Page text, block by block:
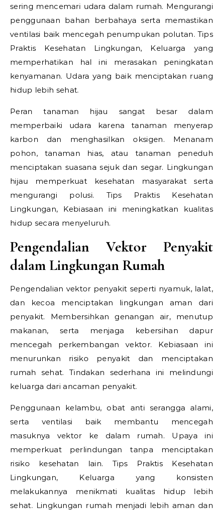
sering mencemari udara dalam rumah. Mengurangi
penggunaan bahan berbahaya serta memastikan
ventilasi baik mencegah penumpukan polutan. Tips
Praktis Kesehatan Lingkungan, Keluarga yang
memperhatikan hal ini merasakan peningkatan
kenyamanan. Udara yang baik menciptakan ruang
hidup lebih sehat.
Peran tanaman hijau sangat besar dalam
memperbaiki udara karena tanaman menyerap
karbon dan menghasilkan oksigen. Menanam
pohon, tanaman hias, atau tanaman peneduh
menciptakan suasana sejuk dan segar. Lingkungan
hijau memperkuat kesehatan masyarakat serta
mengurangi polusi. Tips Praktis Kesehatan
Lingkungan, Kebiasaan ini meningkatkan kualitas
hidup secara menyeluruh.
Pengendalian Vektor Penyakit
dalam Lingkungan Rumah
Pengendalian vektor penyakit seperti nyamuk, lalat,
dan kecoa menciptakan lingkungan aman dari
penyakit. Membersihkan genangan air, menutup
makanan, serta menjaga kebersihan dapur
mencegah perkembangan vektor. Kebiasaan ini
menurunkan risiko penyakit dan menciptakan
rumah sehat. Tindakan sederhana ini melindungi
keluarga dari ancaman penyakit.
Penggunaan kelambu, obat anti serangga alami,
serta ventilasi baik membantu mencegah
masuknya vektor ke dalam rumah. Upaya ini
memperkuat perlindungan tanpa menciptakan
risiko kesehatan lain. Tips Praktis Kesehatan
Lingkungan, Keluarga yang konsisten
melakukannya menikmati kualitas hidup lebih
sehat. Lingkungan rumah menjadi lebih aman dan